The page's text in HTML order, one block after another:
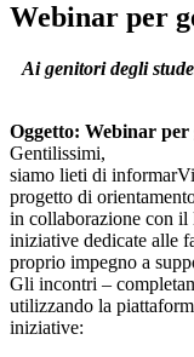
Webinar per
Ai genitori degli
Oggetto: Webinar
Gentilissimi,
siamo lieti di
progetto di
in collaborazione con
iniziative dedicate alle
proprio impegno a
Gli incontri –
utilizzando la
iniziative: